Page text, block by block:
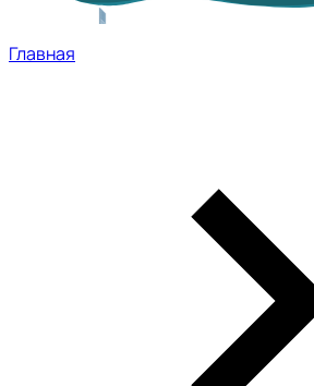
Главная